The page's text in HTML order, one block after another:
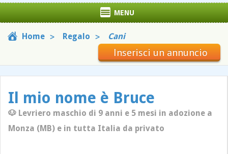
MENU
Home Regalo Cani
Inserisci un annuncio
Il mio nome è Bruce
🐶 Levriero maschio di 9 anni e 5 mesi in adozione a
Monza (MB) e in tutta Italia da privato